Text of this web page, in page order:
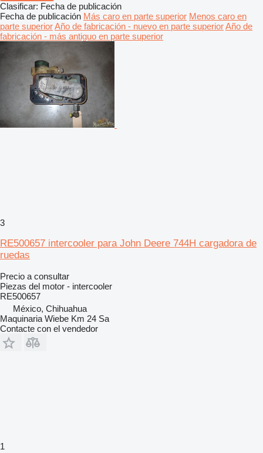
Clasificar: Fecha de publicación
Fecha de publicación Más caro en parte superior Menos caro en
parte superiorAño de fabricación - nuevo en parte superiorAño de
fabricación - más antiguo en parte superior
3
RE500657 intercooler para John Deere 744H cargadora de
ruedas
Precio a consultar
Piezas del motor - intercooler
RE500657
México, Chihuahua
Maquinaria Wiebe Km 24 Sa
Contacte con el vendedor
1